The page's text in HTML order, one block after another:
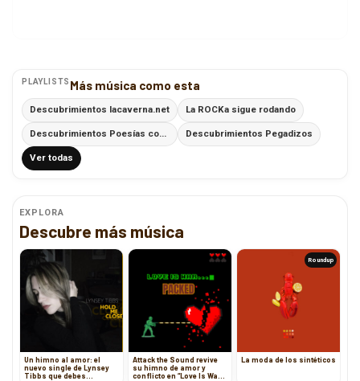
PLAYLISTS Más música como esta
Descubrimientos lacaverna.net La ROCKa sigue rodando
Descubrimientos Poesías con Ritmo Descubrimientos Pegadizos
Ver todas
EXPLORA
Descubre más música
Un himno al amor: el
nuevo single de Lynsey
Tibbs que debes
Attack the Sound revive
su himno de amor y
conflicto en “Love Is War:
Roundup
La moda de los sintéticos